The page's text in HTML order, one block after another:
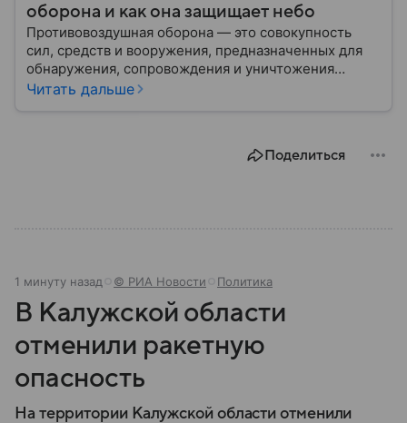
оборона и как она защищает небо
Противовоздушная оборона — это совокупность
сил, средств и вооружения, предназначенных для
обнаружения, сопровождения и уничтожения
средств воздушного нападения. Современные
Читать дальше
Поделиться
1 минуту назад © РИА Новости Политика
В Калужской области
отменили ракетную
опасность
На территории Калужской области отменили